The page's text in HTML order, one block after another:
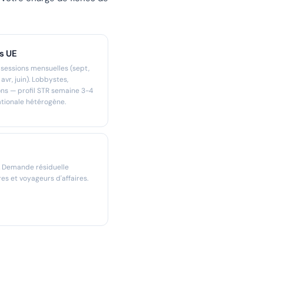
UE
mensuelles (sept,
juin). Lobbystes,
— profil STR semaine 3-4
hétérogène.
résiduelle
et voyageurs d'affaires.